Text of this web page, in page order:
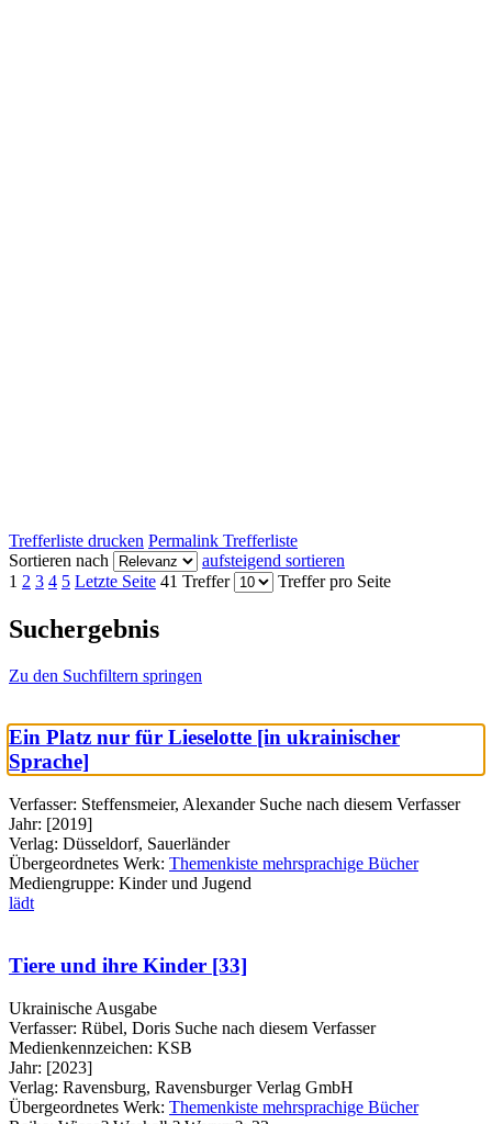
Trefferliste drucken Permalink Trefferliste
Sortieren nach
aufsteigend sortieren
1 2 3 4 5 Letzte Seite 41 Treffer Treffer pro Seite
Suchergebnis
Zu den Suchfiltern springen
Ein Platz nur für Lieselotte [in ukrainischer
Sprache]
Verfasser: Steffensmeier, Alexander Suche nach diesem Verfasser
Jahr: [2019]
Verlag: Düsseldorf, Sauerländer
Übergeordnetes Werk: Themenkiste mehrsprachige Bücher
Mediengruppe: Kinder und Jugend
lädt
Tiere und ihre Kinder [33]
Ukrainische Ausgabe
Verfasser: Rübel, Doris Suche nach diesem Verfasser
Medienkennzeichen: KSB
Jahr: [2023]
Verlag: Ravensburg, Ravensburger Verlag GmbH
Übergeordnetes Werk: Themenkiste mehrsprachige Bücher